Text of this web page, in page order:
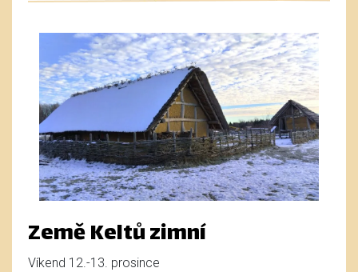
Země Keltů zimní
Víkend 12.-13. prosince